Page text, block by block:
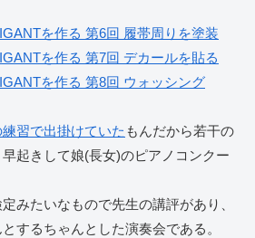
を作る 第6回 履帯周りを塗装
を作る 第7回 デカールを貼る
を作る 第8回 ウォッシング
習で出掛けていた もんだから若干の
起きして娘(長女)のピアノコンクー
みたいなもので先生の講評があり、
するちゃんとした演奏会である。